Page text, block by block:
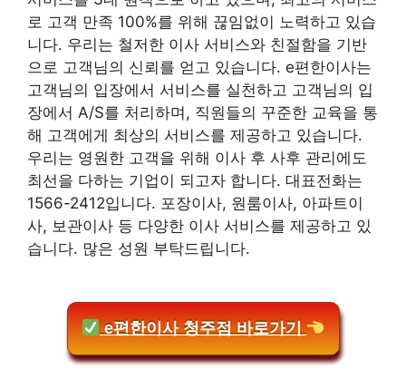
로 고객 만족 100%를 위해 끊임없이 노력하고 있습
니다. 우리는 철저한 이사 서비스와 친절함을 기반
으로 고객님의 신뢰를 얻고 있습니다. e편한이사는
고객님의 입장에서 서비스를 실천하고 고객님의 입
장에서 A/S를 처리하며, 직원들의 꾸준한 교육을 통
해 고객에게 최상의 서비스를 제공하고 있습니다.
우리는 영원한 고객을 위해 이사 후 사후 관리에도
최선을 다하는 기업이 되고자 합니다. 대표전화는
1566-2412입니다. 포장이사, 원룸이사, 아파트이
사, 보관이사 등 다양한 이사 서비스를 제공하고 있
습니다. 많은 성원 부탁드립니다.
e편한이사 청주점 바로가기